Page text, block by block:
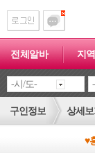
전체알바 지
구인정보 상세보
♥